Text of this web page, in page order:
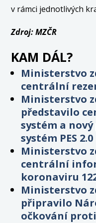
v rámci jednotlivých
Zdroj: MZČR
KAM DÁL?
Ministerstvo
centrální
Ministerstvo
představilo
systém a
systém PES 2.0
Ministerstvo
centrální
koronaviru
Ministerstvo
připravilo
očkování proti